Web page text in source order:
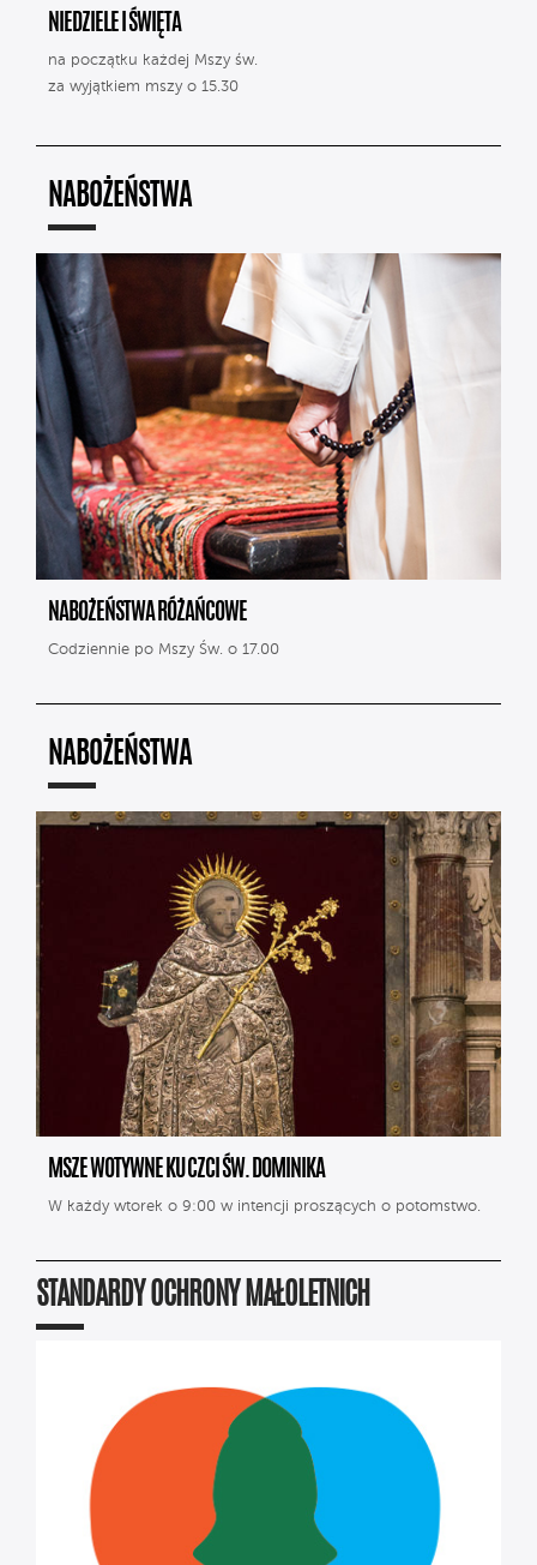
NIEDZIELE I ŚWIĘTA
na początku każdej Mszy św.
za wyjątkiem mszy o 15.30
NABOŻEŃSTWA
NABOŻEŃSTWA RÓŻAŃCOWE
Codziennie po Mszy Św. o 17.00
NABOŻEŃSTWA
MSZE WOTYWNE KU CZCI ŚW. DOMINIKA
W każdy wtorek o 9:00 w intencji proszących o potomstwo.
STANDARDY OCHRONY MAŁOLETNICH